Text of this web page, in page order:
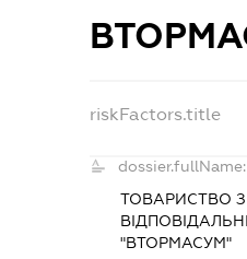
riskFactors.title
dossier.fullName:
ТОВАРИСТВО
"ВТОРМАСУМ"